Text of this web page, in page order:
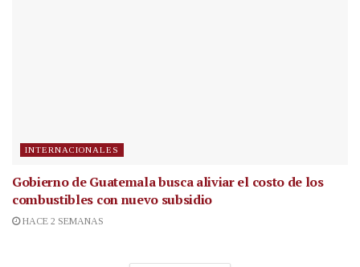
INTERNACIONALES
Gobierno de Guatemala busca aliviar el costo de los
combustibles con nuevo subsidio
HACE 2 SEMANAS